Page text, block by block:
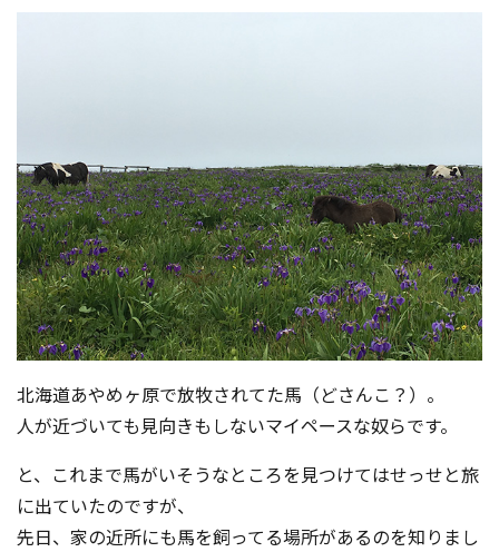
北海道あやめヶ原で放牧されてた馬（どさんこ？）。
人が近づいても見向きもしないマイペースな奴らです。
と、これまで馬がいそうなところを見つけてはせっせと旅
に出ていたのですが、
先日、家の近所にも馬を飼ってる場所があるのを知りまし